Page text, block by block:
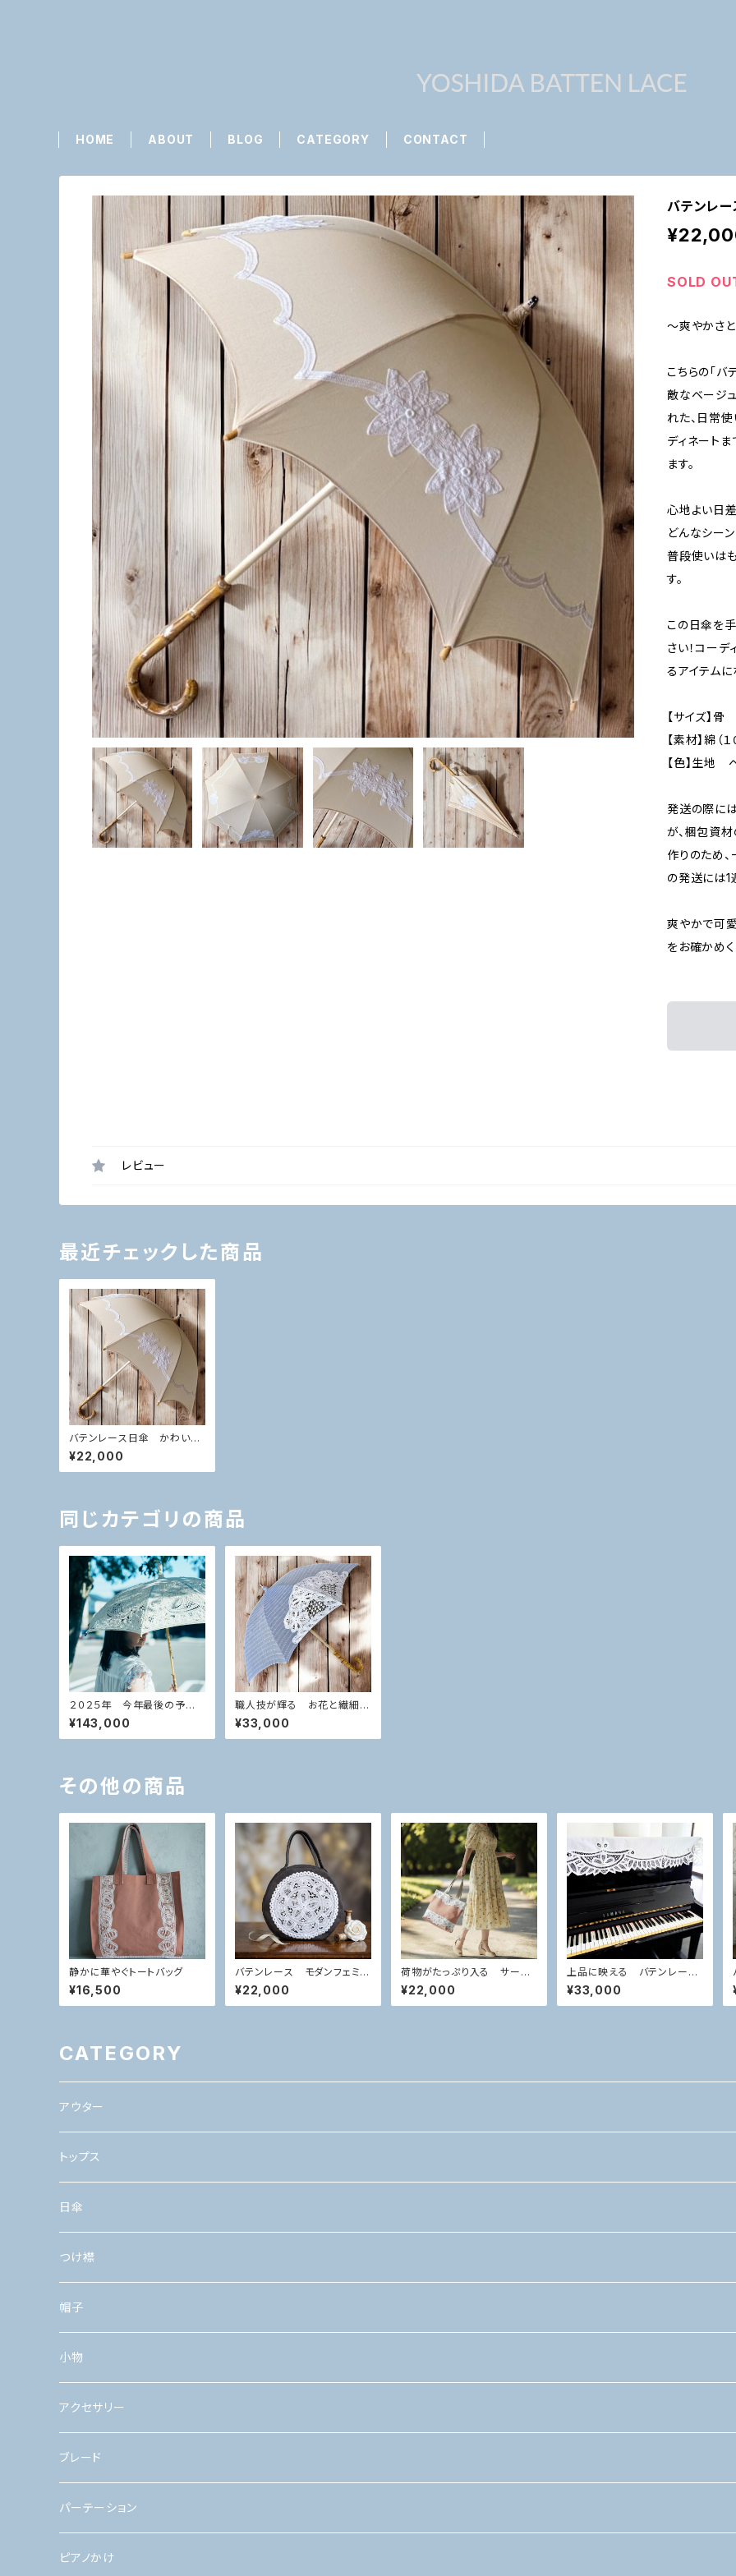
HOME ABOUT BLOG CATEGORY CONTACT
バテンレ
SOLD
～爽やかさ
こちらの「
敵なベージ
れた、日常
ディネート
ます。
心地よい日
どんなシー
普段使いは
す。
この日傘を
さい！コーデ
るアイテムに
【サイズ】
【素材】綿（
【色】生
発送の際に
が、梱包資
作りのため
の発送には1
爽やかで可
をお確かめく
レビュー
最近チェックした商品
バテンレース日傘 かわいい
モチーフ ベージュ
¥22,000
同じカテゴリの商品
２０２５年 今年最後の予約
受注品 これぞ職人技！！完成
まで半年かかる 圧巻の総バ
テンレース日傘 アイボリー
¥143,000
職人技が輝る お花と繊細な
技術の融合 バテンレース
小千谷縮 ブルーストライプ×
ホワイト 日傘
¥33,000
その他の商品
静かに華やぐトートバッグ
¥16,500
バテンレース モダンフェミニ
ン 気品 まるバッグ
¥22,000
荷物がたっぷり入る サーモ
ンピンク華やかバテンレース
トートバッグ
¥22,000
上品に映える バテンレー
ス ピアノかけ
¥33,000
CATEGORY
アウター
トップス
日傘
つけ襟
帽子
小物
アクセサリー
ブレード
パーテーション
ピアノかけ